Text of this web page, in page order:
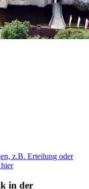
z.B. Erteilung oder
in der